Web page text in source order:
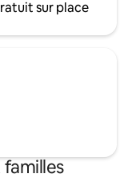
sur place